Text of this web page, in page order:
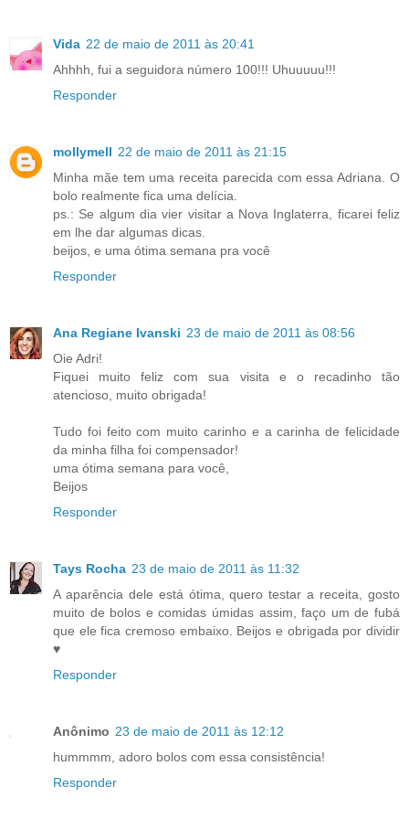
Vida 22 de maio de 2011 às 20:41
Ahhhh, fui a seguidora número 100!!! Uhuuuuu!!!
Responder
mollymell 22 de maio de 2011 às 21:15
Minha mãe tem uma receita parecida com essa Adriana. O
bolo realmente fica uma delícia.
ps.: Se algum dia vier visitar a Nova Inglaterra, ficarei feliz
em lhe dar algumas dicas.
beijos, e uma ótima semana pra você
Responder
Ana Regiane Ivanski 23 de maio de 2011 às 08:56
Oie Adri!
Fiquei muito feliz com sua visita e o recadinho tão
atencioso, muito obrigada!
Tudo foi feito com muito carinho e a carinha de felicidade
da minha filha foi compensador!
uma ótima semana para você,
Beijos
Responder
Tays Rocha 23 de maio de 2011 às 11:32
A aparência dele está ótima, quero testar a receita, gosto
muito de bolos e comidas úmidas assim, faço um de fubá
que ele fica cremoso embaixo. Beijos e obrigada por dividir
♥
Responder
Anônimo 23 de maio de 2011 às 12:12
hummmm, adoro bolos com essa consistência!
Responder